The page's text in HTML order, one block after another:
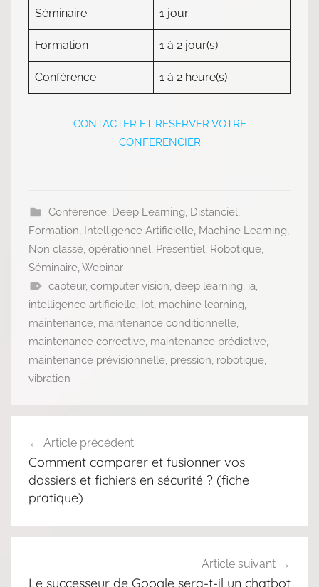
Séminaire 1 jour
Formation 1 à 2 jour(s)
Conférence 1 à 2 heure(s)
CONTACTER ET RESERVER VOTRE
CONFERENCIER
Conférence, Deep Learning, Distanciel,
Formation, Intelligence Artificielle, Machine Learning,
Non classé, opérationnel, Présentiel, Robotique,
Séminaire,Webinar
capteur, computer vision, deep learning, ia,
intelligence artificielle, Iot, machine learning,
maintenance, maintenance conditionnelle,
maintenance corrective, maintenance prédictive,
maintenance prévisionnelle, pression, robotique,
vibration
de
l’article
Article précédent
Comment comparer et fusionner vos
dossiers et fichiers en sécurité ? (fiche
pratique)
Article suivant
Le successeur de Google sera-t-il un chatbot